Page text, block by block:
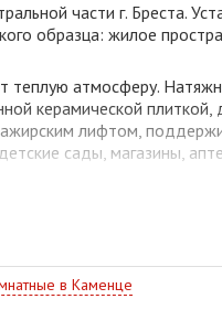
части г. Бреста.
образца: жилое
теплую атмосферу.
керамической плиткой,
лифтом,
сады, магазины,
в Каменце